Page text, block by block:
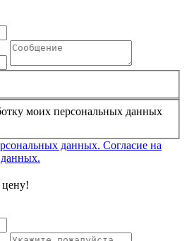
моих персональных данных
данных. Согласие на